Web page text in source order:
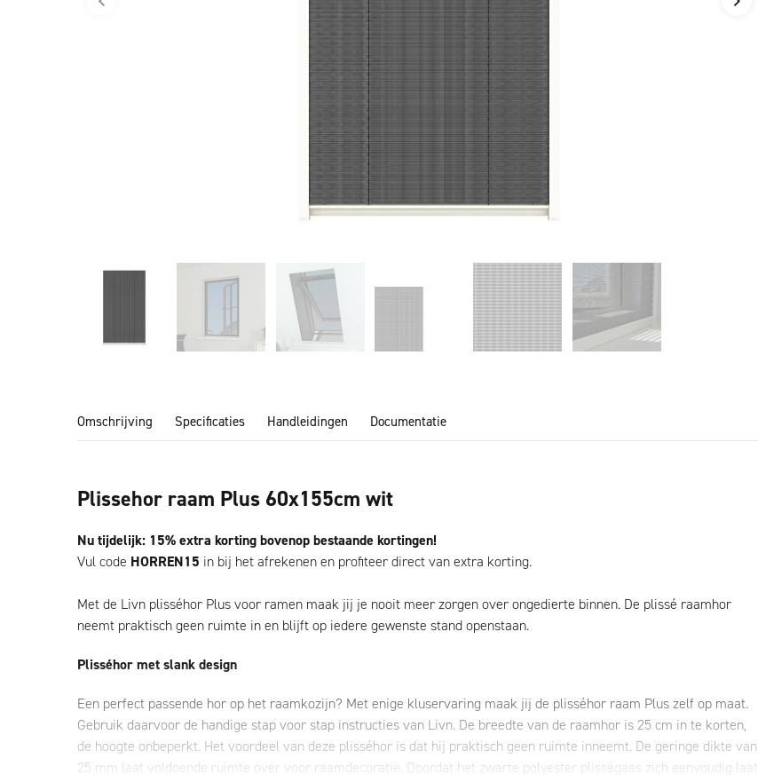
Omschrijving Specificaties Handleidingen Documentatie
Plissehor raam Plus 60x155cm wit
Nu tijdelijk: 15% extra korting bovenop bestaande kortingen!
Vul code HORREN15 in bij het afrekenen en profiteer direct van extra korting.
Met de Livn plisséhor Plus voor ramen maak jij je nooit meer zorgen over ongedierte binnen. De plissé raamhor
neemt praktisch geen ruimte in en blijft op iedere gewenste stand openstaan.
Plisséhor met slank design
Een perfect passende hor op het raamkozijn? Met enige kluservaring maak jij de plisséhor raam Plus zelf op maat.
Gebruik daarvoor de handige stap voor stap instructies van Livn. De breedte van de raamhor is 25 cm in te korten,
de hoogte onbeperkt. Het voordeel van deze plisséhor is dat hij praktisch geen ruimte inneemt. De geringe dikte van
25 mm laat voldoende ruimte over voor raamdecoratie. Doordat het zwarte polyester plisségaas zich eenvoudig laat